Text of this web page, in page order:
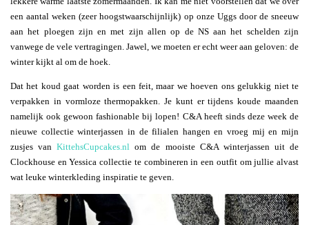
een aantal weken (zeer hoogstwaarschijnlijk) op onze Uggs door de sneeuw
aan het ploegen zijn en met zijn allen op de NS aan het schelden zijn
vanwege de vele vertragingen. Jawel, we moeten er echt weer aan geloven: de
winter kijkt al om de hoek.
Dat het koud gaat worden is een feit, maar we hoeven ons gelukkig niet te
verpakken in vormloze thermopakken. Je kunt er tijdens koude maanden
namelijk ook gewoon fashionable bij lopen! C&A heeft sinds deze week de
nieuwe collectie winterjassen in de filialen hangen en vroeg mij en mijn
zusjes vanKittehsCupcakes.nl om de mooiste C&A winterjassen uit de
Clockhouse en Yessica collectie te combineren in een outfit om jullie alvast
wat leuke winterkleding inspiratie te geven.